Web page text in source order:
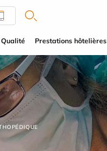
Qualité Prestations hôtelières